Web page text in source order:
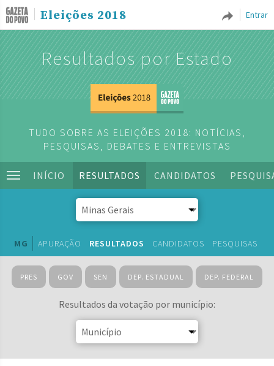
Entrar
Eleições 2018
Resultados por Estado
TUDO SOBRE AS ELEIÇÕES 2018: NOTÍCIAS,
PESQUISAS, DEBATES E ENTREVISTAS
INÍCIO RESULTADOS CANDIDATOS
MG APURAÇÃO RESULTADOS CANDIDATOS PESQUISAS
PRES GOV SEN DEP. ESTADUAL DEP. FEDERAL
Resultados da votação por município: